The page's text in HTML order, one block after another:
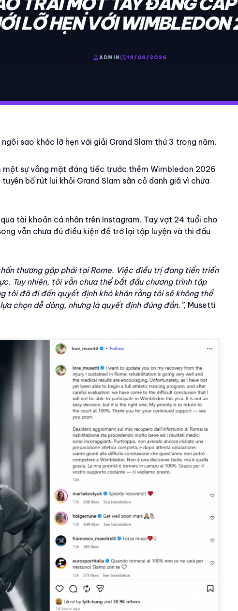
LỠ HẸN VỚI
personADMINschedule19/06/2026
sao khác lỡ hẹn với giải Grand Slam thứ 3 trong năm.
sự vắng mặt đáng tiếc trước thềm Wimbledon 2026
bố rút lui khỏi Grand Slam sân cỏ danh giá vì chưa
tài khoản cá nhân trên Instagram. Tay vợt 24 tuổi cho
vẫn chưa đủ điều kiện để trở lại tập luyện và thi đấu
thương gặp phải tại Rome. Việc điều trị đang tiến triển
Tuy nhiên, tôi vẫn chưa thể bắt đầu chương trình tập
tôi đã đi đến quyết định khó khăn rằng tôi sẽ không thể
chọn dễ dàng, nhưng là quyết định đúng đắn.”, Musetti